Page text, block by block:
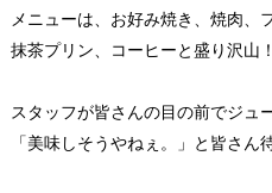
メニューは、お好み焼き、焼肉、
抹茶プリン、コーヒーと盛り沢山！
スタッフが皆さんの目の前でジュ
「美味しそうやねぇ。」と皆さん